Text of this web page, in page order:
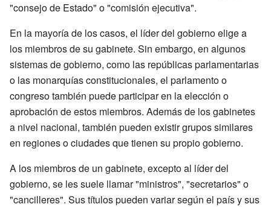
"consejo de Estado" o "comisión ejecutiva".
En la mayoría de los casos, el líder del gobierno elige a
los miembros de su gabinete. Sin embargo, en algunos
sistemas de gobierno, como las repúblicas parlamentarias
o las monarquías constitucionales, el parlamento o
congreso también puede participar en la elección o
aprobación de estos miembros. Además de los gabinetes
a nivel nacional, también pueden existir grupos similares
en regiones o ciudades que tienen su propio gobierno.
A los miembros de un gabinete, excepto al líder del
gobierno, se les suele llamar "ministros", "secretarios" o
"cancilleres". Sus títulos pueden variar según el país y sus